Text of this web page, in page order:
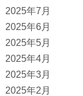
2025年7月
2025年6月
2025年5月
2025年4月
2025年3月
2025年2月